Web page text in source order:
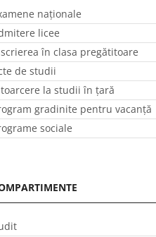
naționale
licee
în clasa pregătitoare
de studii
la studii în ţară
gradinite pentru vacanţă
sociale